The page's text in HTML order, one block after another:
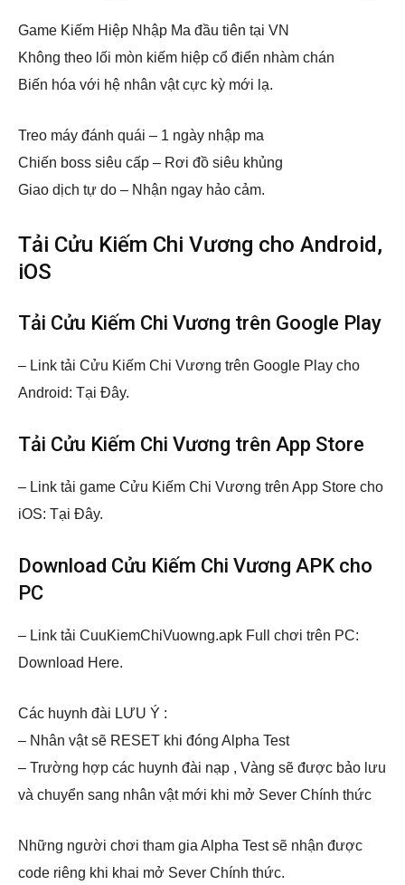
Game Kiếm Hiệp Nhập Ma đầu tiên tại VN
Không theo lối mòn kiếm hiệp cổ điển nhàm chán
Biến hóa với hệ nhân vật cực kỳ mới lạ.
Treo máy đánh quái – 1 ngày nhập ma
Chiến boss siêu cấp – Rơi đồ siêu khủng
Giao dịch tự do – Nhận ngay hảo cảm.
Tải Cửu Kiếm Chi Vương cho Android,
iOS
Tải Cửu Kiếm Chi Vương trên Google Play
– Link tải Cửu Kiếm Chi Vương trên Google Play cho
Android: Tại Đây.
Tải Cửu Kiếm Chi Vương trên App Store
– Link tải game Cửu Kiếm Chi Vương trên App Store cho
iOS: Tại Đây.
Download Cửu Kiếm Chi Vương APK cho
PC
– Link tải CuuKiemChiVuowng.apk Full chơi trên PC:
Download Here.
Các huynh đài LƯU Ý :
– Nhân vật sẽ RESET khi đóng Alpha Test
– Trường hợp các huynh đài nạp , Vàng sẽ được bảo lưu
và chuyển sang nhân vật mới khi mở Sever Chính thức
Những người chơi tham gia Alpha Test sẽ nhận được
code riêng khi khai mở Sever Chính thức.